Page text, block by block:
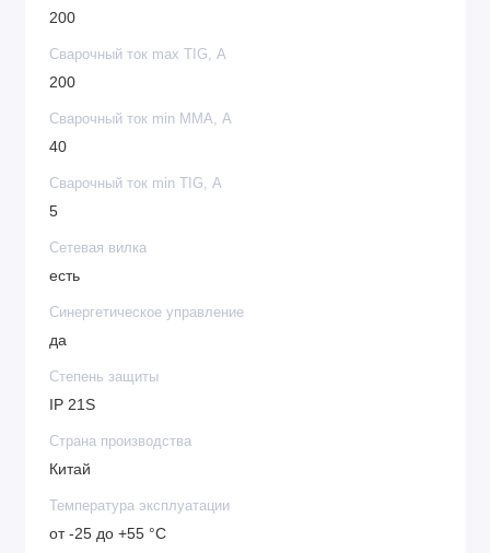
200
Сварочный ток max TIG, А
200
Сварочный ток min MMA, А
40
Сварочный ток min TIG, А
5
Сетевая вилка
есть
Синергетическое управление
да
Степень защиты
IP 21S
Страна производства
Китай
Температура эксплуатации
от -25 до +55 °С